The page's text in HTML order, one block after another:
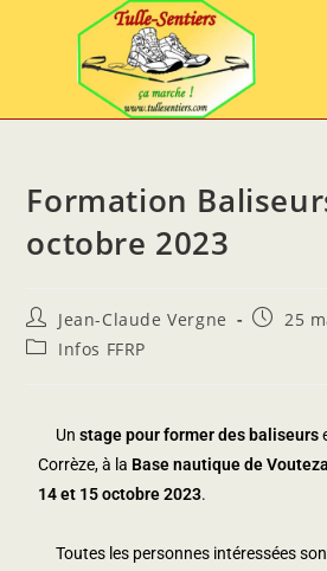
Formation
octobre 2023
Jean-Claude Vergne
25
Infos FFRP
Un stage pour former des baliseurs
Corrèze, à la Basenautique de
14 et 15 octobre 2023.
Toutes les personnes intéressées